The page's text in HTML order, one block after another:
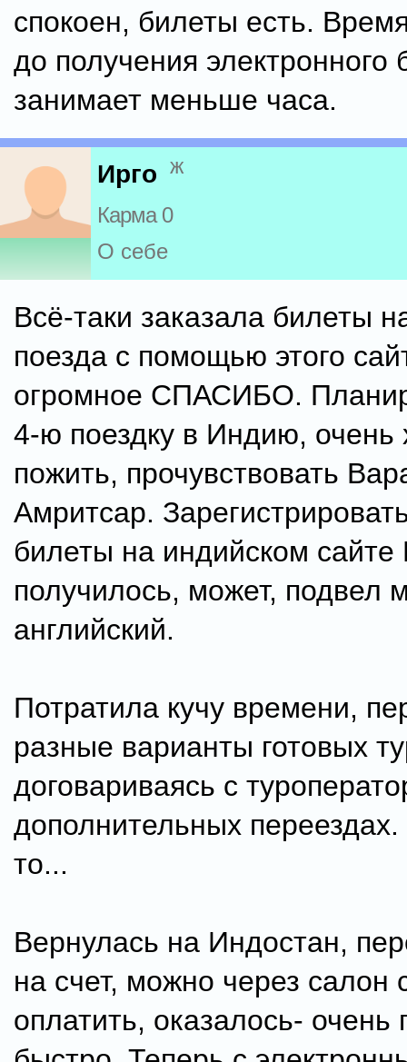
спокоен, билеты есть.
до получения электронного
занимает меньше часа.
Ирго ж
Карма 0
О себе
Всё-таки заказала билеты
поезда с помощью этого
огромное СПАСИБО.
4-ю поездку в Индию, очень
пожить, прочувствовать
Амритсар.
билеты на индийском
получилось, может, подвел
английский.
Потратила кучу времени,
разные варианты готовых
договариваясь с
дополнительных
то...
Вернулась на Индостан,
на счет, можно через салон
оплатить, оказалось- очень